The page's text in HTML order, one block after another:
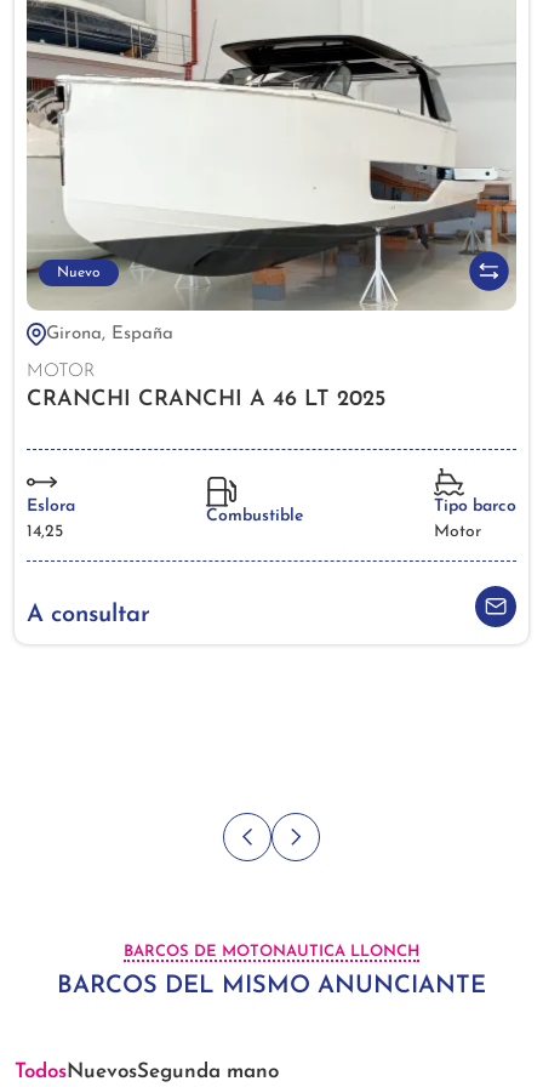
Nuevo
Girona, España
MOTOR
CRANCHI CRANCHI A 46 LT 2025
Eslora
14,25
Combustible
Tipo barco
Motor
A consultar
BARCOS DE MOTONAUTICA LLONCH
BARCOS DEL MISMO ANUNCIANTE
TodosNuevosSegunda mano